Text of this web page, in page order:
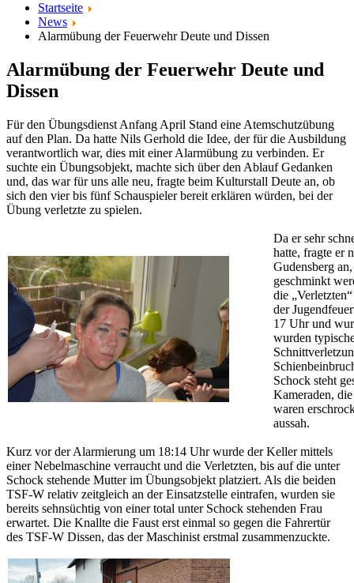
Startseite
News
Alarmübung der Feuerwehr Deute und Dissen
Alarmübung der Feuerwehr Deute und
Dissen
Für den Übungsdienst Anfang April Stand eine Atemschutzübung
auf den Plan. Da hatte Nils Gerhold die Idee, der für die Ausbildung
verantwortlich war, dies mit einer Alarmübung zu verbinden. Er
suchte ein Übungsobjekt, machte sich über den Ablauf Gedanken
und, das war für uns alle neu, fragte beim Kulturstall Deute an, ob
sich den vier bis fünf Schauspieler bereit erklären würden, bei der
Übung verletzte zu spielen.
Da er sehr
hatte, fragte er
Gudensberg
geschminkt
die
der
17 Uhr und
wurden
Schock steht
Kameraden,
waren
aussah.
Kurz vor der Alarmierung um 18:14 Uhr wurde der Keller mittels
einer Nebelmaschine verraucht und die Verletzten, bis auf die unter
Schock stehende Mutter im Übungsobjekt platziert. Als die beiden
TSF-W relativ zeitgleich an der Einsatzstelle eintrafen, wurden sie
bereits sehnsüchtig von einer total unter Schock stehenden Frau
erwartet. Die Knallte die Faust erst einmal so gegen die Fahrertür
des TSF-W Dissen, das der Maschinist erstmal zusammenzuckte.